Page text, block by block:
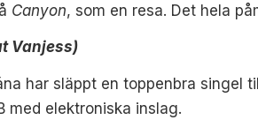
Canyon, som en resa. Det hela
Vanjess)
har släppt en toppenbra singel
med elektroniska inslag.